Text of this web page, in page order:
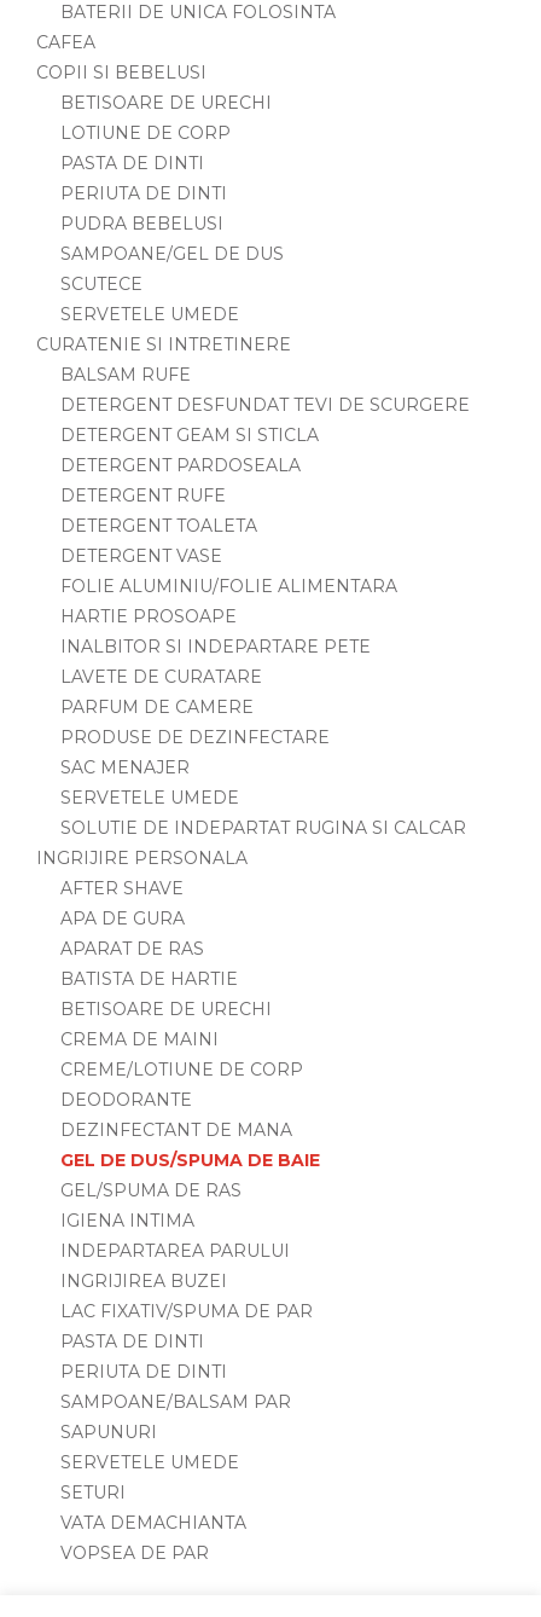
BATERII DE UNICA FOLOSINTA
CAFEA
COPII SI BEBELUSI
BETISOARE DE URECHI
LOTIUNE DE CORP
PASTA DE DINTI
PERIUTA DE DINTI
PUDRA BEBELUSI
SAMPOANE/GEL DE DUS
SCUTECE
SERVETELE UMEDE
CURATENIE SI INTRETINERE
BALSAM RUFE
DETERGENT DESFUNDAT TEVI DE SCURGERE
DETERGENT GEAM SI STICLA
DETERGENT PARDOSEALA
DETERGENT RUFE
DETERGENT TOALETA
DETERGENT VASE
FOLIE ALUMINIU/FOLIE ALIMENTARA
HARTIE PROSOAPE
INALBITOR SI INDEPARTARE PETE
LAVETE DE CURATARE
PARFUM DE CAMERE
PRODUSE DE DEZINFECTARE
SAC MENAJER
SERVETELE UMEDE
SOLUTIE DE INDEPARTAT RUGINA SI CALCAR
INGRIJIRE PERSONALA
AFTER SHAVE
APA DE GURA
APARAT DE RAS
BATISTA DE HARTIE
BETISOARE DE URECHI
CREMA DE MAINI
CREME/LOTIUNE DE CORP
DEODORANTE
DEZINFECTANT DE MANA
GEL DE DUS/SPUMA DE BAIE
GEL/SPUMA DE RAS
IGIENA INTIMA
INDEPARTAREA PARULUI
INGRIJIREA BUZEI
LAC FIXATIV/SPUMA DE PAR
PASTA DE DINTI
PERIUTA DE DINTI
SAMPOANE/BALSAM PAR
SAPUNURI
SERVETELE UMEDE
SETURI
VATA DEMACHIANTA
VOPSEA DE PAR